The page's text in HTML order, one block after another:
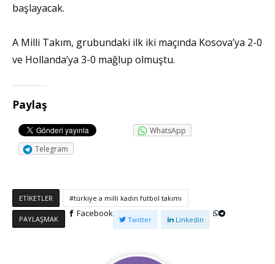
başlayacak.
A Milli Takım, grubundaki ilk iki maçında Kosova’ya 2-0
ve Hollanda’ya 3-0 mağlup olmuştu.
Paylaş
WhatsApp
Telegram
ETIKETLER türkiye a milli kadın futbol takımı
PAYLAŞMAK
Facebook
Twitter Linkedin